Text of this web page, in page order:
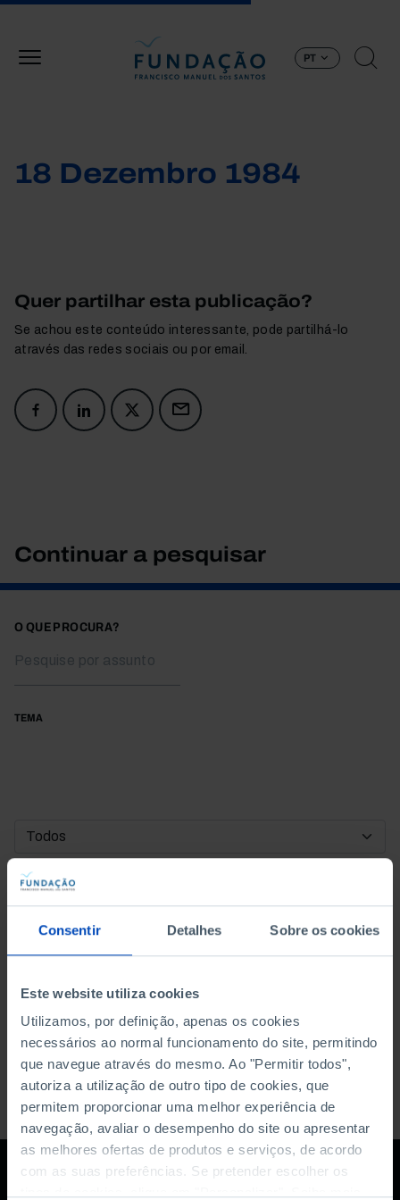
Consentir Detalhes Sobre os cookies
Este website utiliza cookies
Utilizamos, por definição, apenas os cookies
necessários ao normal funcionamento do site, permitindo
que navegue através do mesmo. Ao "Permitir todos",
autoriza a utilização de outro tipo de cookies, que
permitem proporcionar uma melhor experiência de
navegação, avaliar o desempenho do site ou apresentar
as melhores ofertas de produtos e serviços, de acordo
com as suas preferências. Se pretender escolher os
PT
18 Dezembro 1984
Quer partilhar esta publicação?
Se achou este conteúdo interessante, pode partilhá-lo
através das redes sociais ou por email.
Continuar a pesquisar
O QUE PROCURA?
TEMA
DATA DE INÍCIO
DATA DE FIM